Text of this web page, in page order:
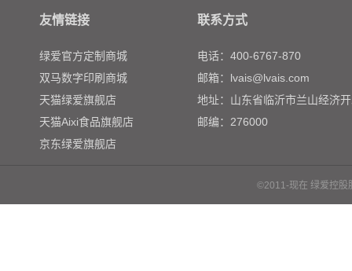
友情链接
绿爱官方定制商城
双马数字印刷商城
天猫绿爱旗舰店
天猫Aixi食品旗舰店
京东绿爱旗舰店
联系方式
电话：400-6767-870
邮箱：lvais@lvais.com
地址：山东省临沂市兰山经济
邮编：276000
©2011-现在 绿爱控股